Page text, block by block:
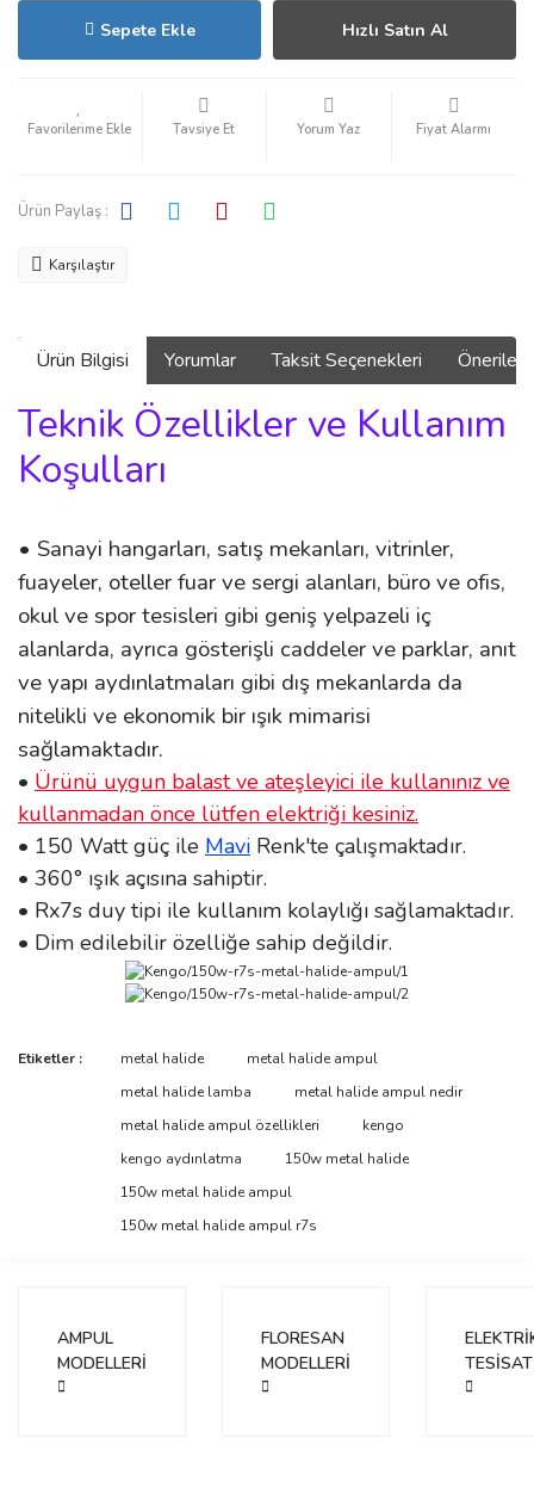
Sepete Ekle Hızlı Satın Al
Tavsiye Et Yorum Yaz Fiyat Alarmı
Ürün Paylaş :
Karşılaştır
Ürün Bilgisi Yorumlar Taksit Seçenekleri
Teknik Özellikler ve Kullanım
Koşulları
• Sanayi hangarları, satış mekanları, vitrinler,
fuayeler, oteller fuar ve sergi alanları, büro ve ofis,
okul ve spor tesisleri gibi geniş yelpazeli iç
alanlarda, ayrıca gösterişli caddeler ve parklar, anıt
ve yapı aydınlatmaları gibi dış mekanlarda da
nitelikli ve ekonomik bir ışık mimarisi
sağlamaktadır.
• Ürünü uygun balast ve ateşleyici ile kullanınız ve
kullanmadan önce lütfen elektriği kesiniz.
• 150 Watt güç ile Mavi Renk'te çalışmaktadır.
• 360° ışık açısına sahiptir.
• Rx7s duy tipi ile kullanım kolaylığı sağlamaktadır.
• Dim edilebilir özelliğe sahip değildir.
Bu ürüne ilk yorumu siz yapın!
Yorum Yaz
Bu ürünün fiyat bilgisi, resim, ürün açıklamalarında ve diğer
tarafımıza iletebilirsiniz.
Görüş ve önerileriniz için teşekkür ederiz.
Ürün resmi kalitesiz, bozuk veya görüntülenemiyor.
Ürün açıklamasında eksik bilgiler bulunuyor.
Etiketler : metal halide
metal halide ampul
metal halide lamba
metal halide ampul nedir
metal halide ampul özellikleri
kengo
kengo aydınlatma
150w metal halide
150w metal halide ampul
150w metal halide ampul r7s
AMPUL
MODELLERİ
FLORESAN
MODELLERİ
TESİSAT